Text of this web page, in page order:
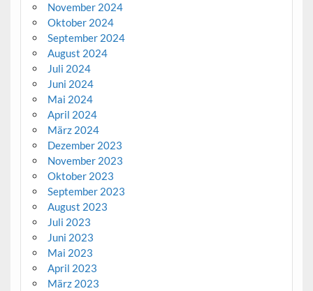
November 2024
Oktober 2024
September 2024
August 2024
Juli 2024
Juni 2024
Mai 2024
April 2024
März 2024
Dezember 2023
November 2023
Oktober 2023
September 2023
August 2023
Juli 2023
Juni 2023
Mai 2023
April 2023
März 2023